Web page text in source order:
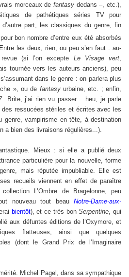
morceaux defantasy dedans –, etc.),
de pathétiques séries TV pour
part, les classiques du genre, fin
bon nombre d’entre eux été absorbés
les deux, rien, ou peu s’en faut : au-
(si l’on excepte Le Visage vert
tournée vers les auteurs anciens), peu
dans le genre : on parlera plus
», ou de fantasyurbaine, etc. ; enfin,
Brite, j’ai rien vu passer… heu, je parle
ressucées stériles et écrites avec les
genre, vampirisme en tête, à destination
a bien des livraisons régulières...).
Mieux : si elle a publié deux
particulière pour la nouvelle, forme
mais réputée impubliable. Elle est
recueils viennent en effet de paraître
L’Ombre de Bragelonne, peu
nouveau tout beau Notre-Dame-aux-
bientôt), et ce très bonSerpentine , qui
aux défuntes éditions de l’Oxymore, et
flatteuses, ainsi que quelques
(dont le Grand Prix de l’Imaginaire
Michel Pagel, dans sa sympathique